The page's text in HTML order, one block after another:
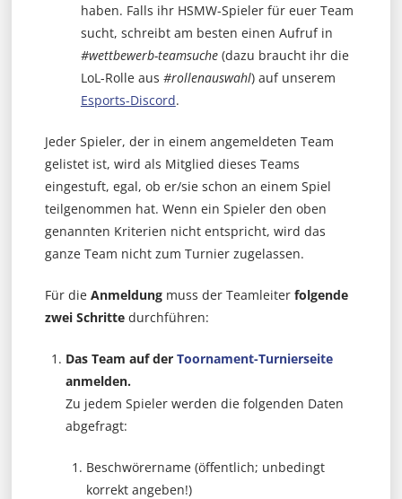
haben. Falls ihr HSMW-Spieler für euer Team
sucht, schreibt am besten einen Aufruf in
#wettbewerb-teamsuche(dazu braucht ihr die
LoL-Rolle aus #rollenauswahl) auf unserem
Esports-Discord.
Jeder Spieler, der in einem angemeldeten Team
gelistet ist, wird als Mitglied dieses Teams
eingestuft, egal, ob er/sie schon an einem Spiel
teilgenommen hat. Wenn ein Spieler den oben
genannten Kriterien nicht entspricht, wird das
ganze Team nicht zum Turnier zugelassen.
Für die Anmeldungmuss der Teamleiter folgende
zwei Schrittedurchführen:
Das Team auf der Toornament-Turnierseite
anmelden.
Zu jedem Spieler werden die folgenden Daten
abgefragt:
Beschwörername (öffentlich; unbedingt
korrekt angeben!)